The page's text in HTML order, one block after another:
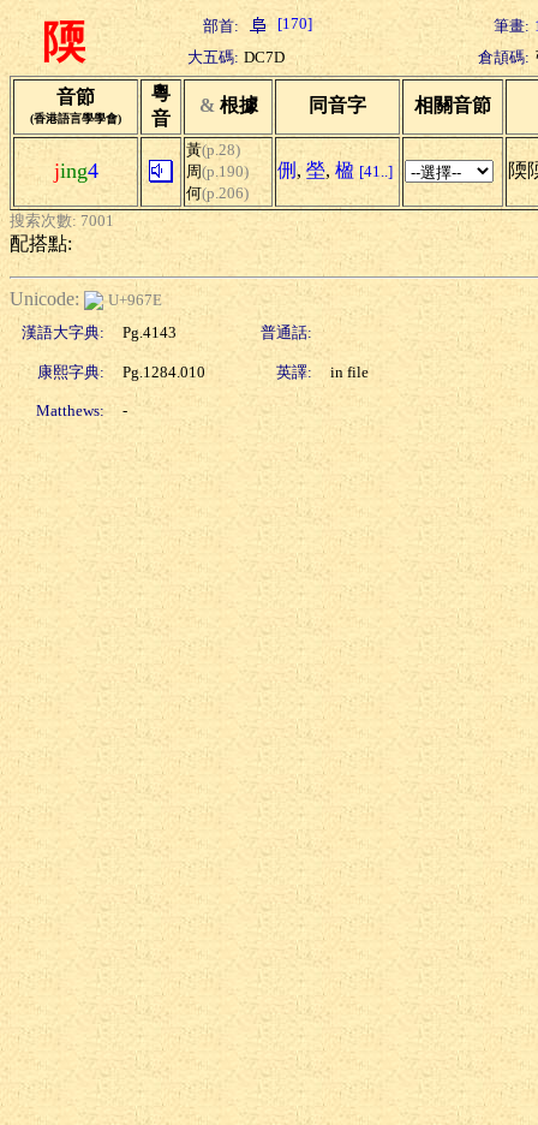
陾 部首: [170] 筆畫:
大五碼: DC7D 倉頡碼:
音節
(香港語言學學會)
粵
音
& 根據 同音字 相關音節
jing4
黃(p.28)
周(p.190)
何(p.206)
侀, 塋, 楹 [41..] 陾
搜索次數: 7001
配搭點:
Unicode:
U+967E
漢語大字典:
Pg.4143 普通話:
康熙字典: Pg.1284.010 英譯: in file
Matthews: -